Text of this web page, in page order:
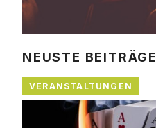
NEUSTE BEITRÄGE
VERANSTALTUNGEN